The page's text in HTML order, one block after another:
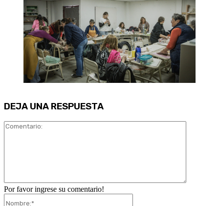
DEJA UNA RESPUESTA
Por favor ingrese su comentario!